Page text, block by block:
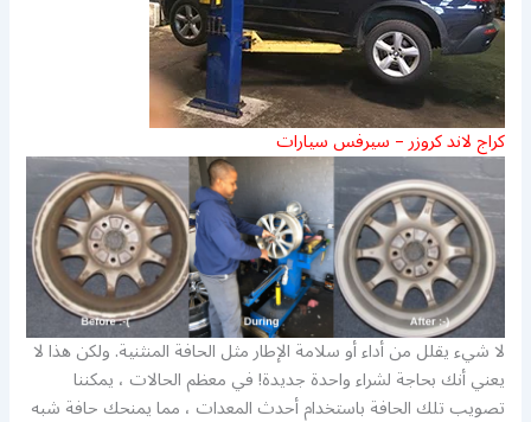
كراج لاند كروزر – سيرفس سيارات
لا شيء يقلل من أداء أو سلامة الإطار مثل الحافة المنثنية. ولكن هذا لا
يعني أنك بحاجة لشراء واحدة جديدة! في معظم الحالات ، يمكننا
تصويب تلك الحافة باستخدام أحدث المعدات ، مما يمنحك حافة شبه